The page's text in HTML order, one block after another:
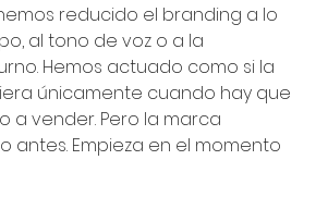
reducido el branding a lo
al tono de voz o a la
Hemos actuado como si la
únicamente cuando hay que
a vender. Pero la marca
antes. Empieza en el momento